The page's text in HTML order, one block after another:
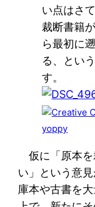
い点はさ
裁断書籍
ら最初に
る、とい
す。
yoppy
仮に「原本を
い」という意
庫本や古書を